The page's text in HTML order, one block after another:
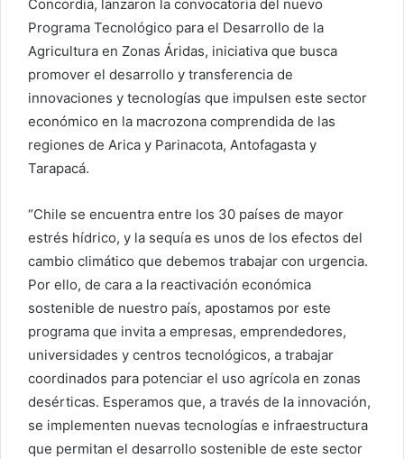
Concordia, lanzaron la convocatoria del nuevo
Programa Tecnológico para el Desarrollo de la
Agricultura en Zonas Áridas, iniciativa que busca
promover el desarrollo y transferencia de
innovaciones y tecnologías que impulsen este sector
económico en la macrozona comprendida de las
regiones de Arica y Parinacota, Antofagasta y
Tarapacá.
“Chile se encuentra entre los 30 países de mayor
estrés hídrico, y la sequía es unos de los efectos del
cambio climático que debemos trabajar con urgencia.
Por ello, de cara a la reactivación económica
sostenible de nuestro país, apostamos por este
programa que invita a empresas, emprendedores,
universidades y centros tecnológicos, a trabajar
coordinados para potenciar el uso agrícola en zonas
desérticas. Esperamos que, a través de la innovación,
se implementen nuevas tecnologías e infraestructura
que permitan el desarrollo sostenible de este sector